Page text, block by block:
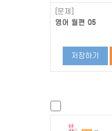
[문제]
영어 월편 05
저장하기